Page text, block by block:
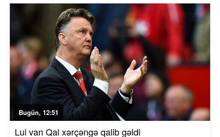
Bugün, 12:51
Lui van Qal xərçəngə qalib gəldi